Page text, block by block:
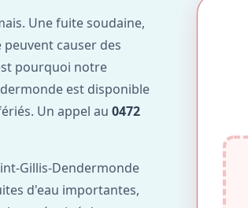
Une fuite soudaine,
causer des
pourquoi notre
est disponible
Un appel au 0472
Gillis-Dendermonde
d'eau importantes,